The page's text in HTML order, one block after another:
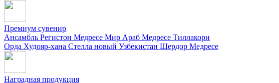
Премиум сувенир
Ансамбль Регистон Медресе Мир Араб Медресе Тиллакори
Орда Худояр-хана Стелла новый Узбекистан Шердор Медресе
Наградная продукция